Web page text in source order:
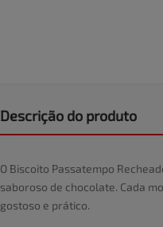
Descrição do produto
O Biscoito Passatempo
saboroso de chocolate. Cada
gostoso e prático.